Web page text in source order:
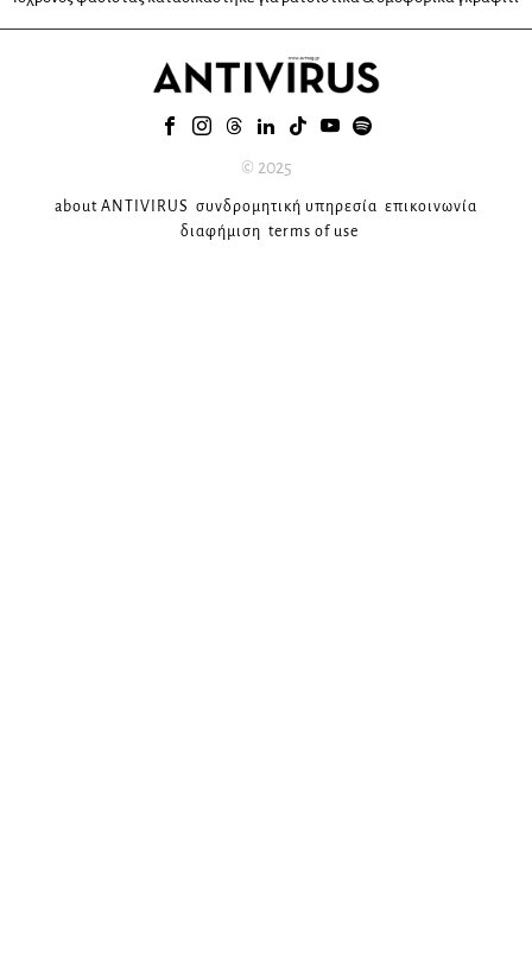
© 2025
about ANTIVIRUS συνδρομητική υπηρεσία επικοινωνία
διαφήμιση terms of use